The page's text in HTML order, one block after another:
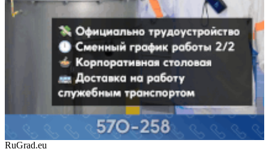
RuGrad.eu